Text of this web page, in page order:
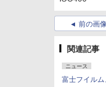
前の画像
関連記事
ニュース
富士フイル